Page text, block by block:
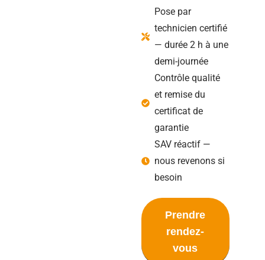
Pose par
technicien certifié
— durée 2 h à une
demi-journée
Contrôle qualité
et remise du
certificat de
garantie
SAV réactif —
nous revenons si
besoin
Prendre
rendez-
vous